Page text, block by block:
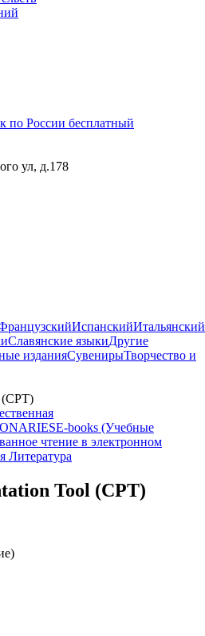
по России бесплатный
ул, д.178
ИспанскийИтальянский
Славянские языкиДругие
изданияСувенирыТворчество и
(CPT)
E-books (Учебные
чтение в электронном
Литература
Tool (CPT)